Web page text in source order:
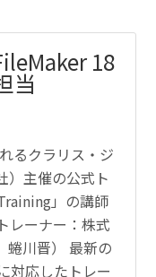
18
当
るクラリス・ジ
）主催の公式ト
」の講師
レーナー：株式
川晋） 最新の
対応したトレー